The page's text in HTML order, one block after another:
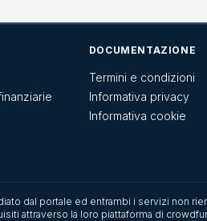
DOCUMENTAZIONE
Termini e condizioni
Informativa privacy
Informativa cookie
dal portale ed entrambi i servizi non
attraverso la loro piattaforma di